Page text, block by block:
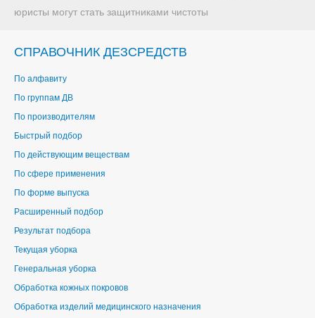
юристы могут стать защитниками чистоты
СПРАВОЧНИК ДЕЗСРЕДСТВ
По алфавиту
По группам ДВ
По производителям
Быстрый подбор
По действующим веществам
По сфере применения
По форме выпуска
Расширенный подбор
Результат подбора
Текущая уборка
Генеральная уборка
Обработка кожных покровов
Обработка изделий медицинского назначения